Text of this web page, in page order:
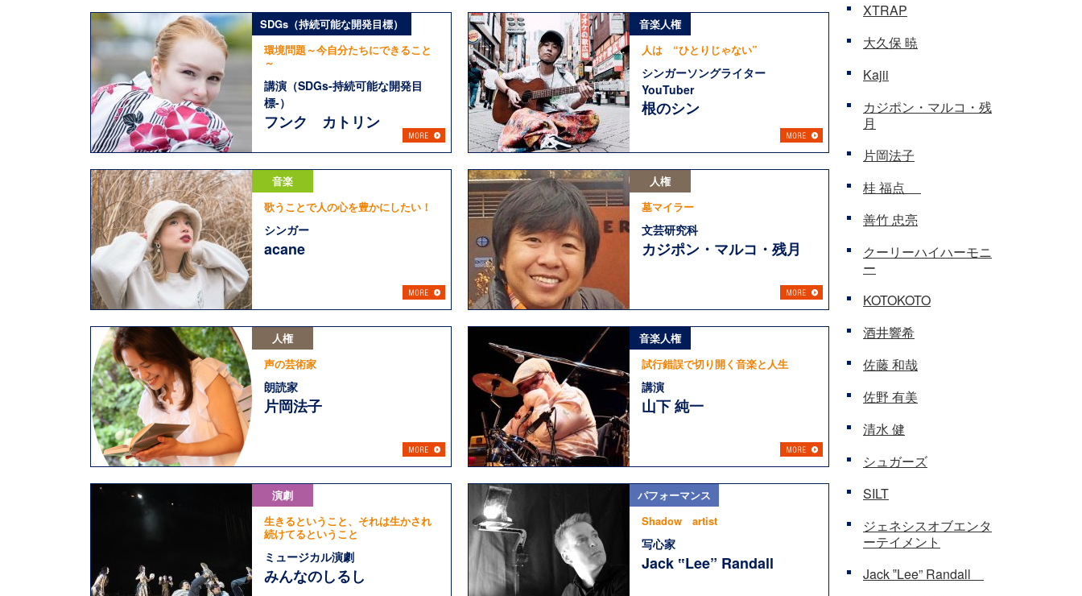
SDGs（持続可能な開発目標）
環境問題～今自分たちにできること
～
講演（SDGs-持続可能な開発目
標-）
フンク カトリン
音楽人権
人は “ひとりじゃない”
シンガーソングライター
YouTuber
根のシン
音楽
歌うことで人の心を豊かにしたい！
シンガー
acane
人権
墓マイラー
文芸研究科
カジポン・マルコ・残月
人権
声の芸術家
朗読家
片岡法子
音楽人権
試行錯誤で切り開く音楽と人生
講演
山下 純一
演劇
生きるということ、それは生かされ
続けてるということ
ミュージカル演劇
みんなのしるし
パフォーマンス
Shadow artist
写心家
Jack ‟Lee” Randall
XTRAP
大久保 暁
Kajii
カジポン・マルコ・残
月
片岡法子
桂 福点
善竹 忠亮
クーリーハイハーモニ
ー
KOTOKOTO
酒井響希
佐藤 和哉
佐野 有美
清水 健
シュガーズ
SILT
ジェネシスオブエンタ
ーテイメント
Jack ‟Lee” Randall